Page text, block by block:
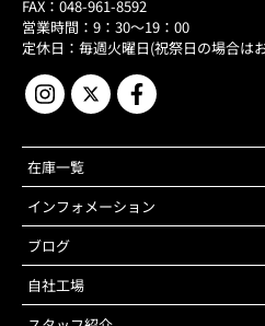
FAX：048-961-8592
営業時間：9：30～19：00
定休日：毎週火曜日(祝祭日の場合は
在庫一覧
インフォメーション
ブログ
自社工場